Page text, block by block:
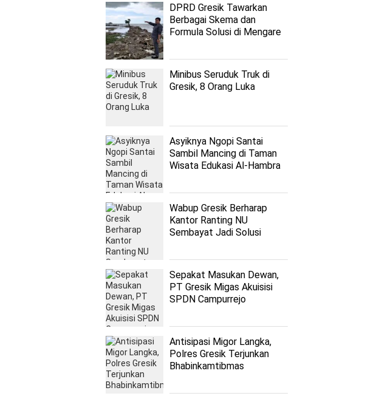
DPRD Gresik Tawarkan
Berbagai Skema dan
Formula Solusi di Mengare
Minibus Seruduk Truk di
Gresik, 8 Orang Luka
Asyiknya Ngopi Santai
Sambil Mancing di Taman
Wisata Edukasi Al-Hambra
Wabup Gresik Berharap
Kantor Ranting NU
Sembayat Jadi Solusi
Sepakat Masukan Dewan,
PT Gresik Migas Akuisisi
SPDN Campurrejo
Antisipasi Migor Langka,
Polres Gresik Terjunkan
Bhabinkamtibmas